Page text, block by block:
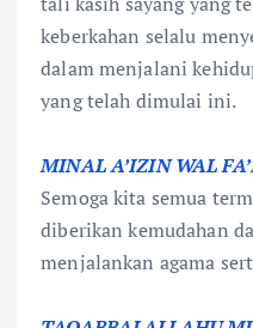
keberkahan selalu
dalam menjalani
yang telah dimulai ini.
MINAL A’IZIN WAL
Semoga kita semua
diberikan kemudahan
menjalankan agama